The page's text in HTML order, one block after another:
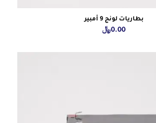
بطاريات لونج 9 أمبير
0.00﷼